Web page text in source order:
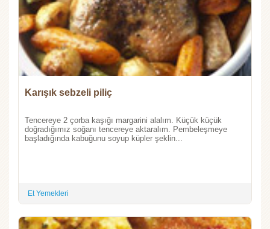
Karışık sebzeli piliç
Tencereye 2 çorba kaşığı margarini alalım. Küçük küçük
doğradığımız soğanı tencereye aktaralım. Pembeleşmeye
başladığında kabuğunu soyup küpler şeklin...
Et Yemekleri